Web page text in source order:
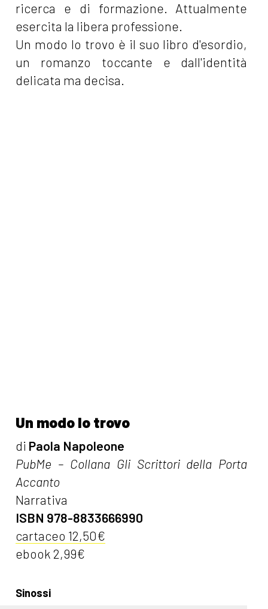
ricerca e di formazione. Attualmente
esercita la libera professione.
Un modo lo trovo è il suo libro d'esordio,
un romanzo toccante e dall'identità
delicata ma decisa.
Un modo lo trovo
di Paola Napoleone
PubMe – Collana Gli Scrittori della Porta
Accanto
Narrativa
ISBN 978-8833666990
cartaceo 12,50€
ebook 2,99€
Sinossi